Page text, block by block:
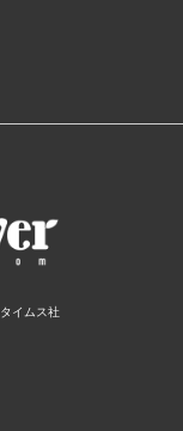
イムス社